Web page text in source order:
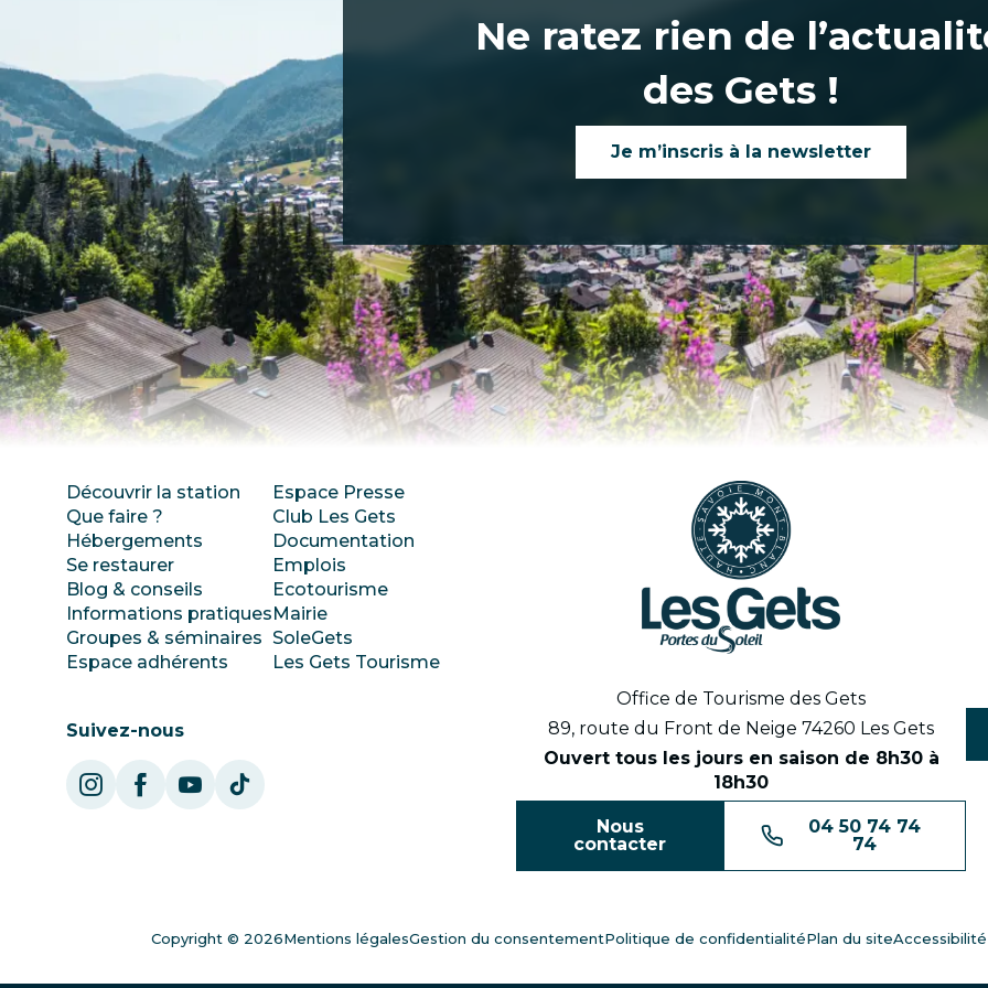
Ne ratez rien de
des Gets !
Je m’inscris à la newsletter
Découvrir la station
Que faire ?
Hébergements
Se restaurer
Blog & conseils
Informations pratiques
Groupes & séminaires
Espace adhérents
Espace Presse
Club Les Gets
Documentation
Emplois
Ecotourisme
Mairie
SoleGets
Les Gets Tourisme
Suivez-nous
Office de Tourisme des Gets
89, route du Front de Neige 74260 Les Gets
Ouvert tous les jours en saison de 8h30 à
18h30
Nous
contacter
04 50 74 74
74
Copyright © 2026Mentions légalesGestion du consentementPolitique de confidentialitéPlan du site